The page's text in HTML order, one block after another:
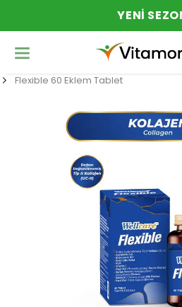
YENI SEZON
Flexible 60 Eklem Tablet